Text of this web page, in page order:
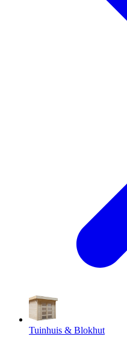
Tuinhuis & Blokhut